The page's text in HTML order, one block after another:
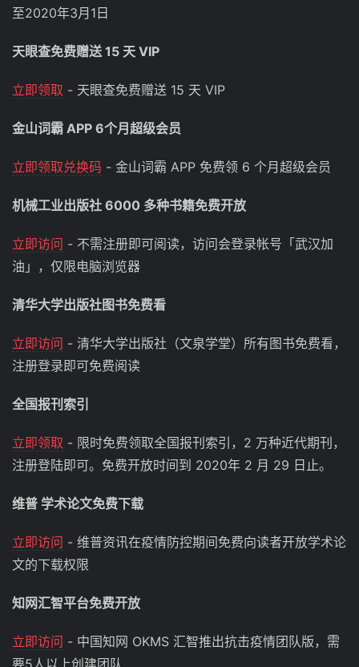
至2020年3月1日
天眼查免费赠送 15 天 VIP
立即领取 - 天眼查免费赠送 15 天 VIP
金山词霸 APP 6个月超级会员
立即领取兑换码 - 金山词霸 APP 免费领 6 个月超级会员
机械工业出版社 6000 多种书籍免费开放
立即访问 - 不需注册即可阅读，访问会登录帐号「武汉加
油」，仅限电脑浏览器
清华大学出版社图书免费看
立即访问 - 清华大学出版社（文泉学堂）所有图书免费看，
注册登录即可免费阅读
全国报刊索引
立即领取 - 限时免费领取全国报刊索引，2 万种近代期刊，
注册登陆即可。免费开放时间到 2020年 2 月 29 日止。
维普 学术论文免费下载
立即访问 - 维普资讯在疫情防控期间免费向读者开放学术论
文的下载权限
知网汇智平台免费开放
立即访问 - 中国知网 OKMS 汇智推出抗击疫情团队版，需
要5人以上创建团队